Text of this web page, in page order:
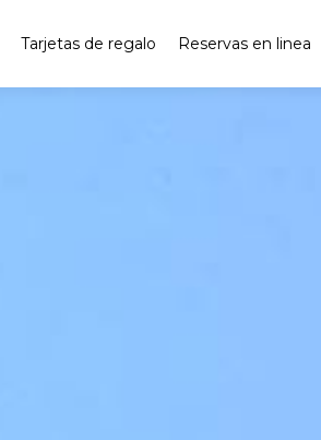
Tarjetas de regalo Reservas en linea